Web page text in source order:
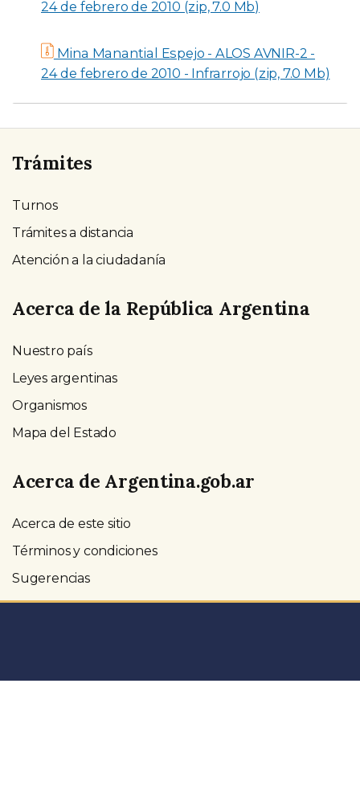
24 de febrero de 2010 (zip, 7.0 Mb)
Mina Manantial Espejo - ALOS AVNIR-2 -
24 de febrero de 2010 - Infrarrojo (zip, 7.0 Mb)
Trámites
Turnos
Trámites a distancia
Atención a la ciudadanía
Acerca de la República Argentina
Nuestro país
Leyes argentinas
Organismos
Mapa del Estado
Acerca de Argentina.gob.ar
Acerca de este sitio
Términos y condiciones
Sugerencias